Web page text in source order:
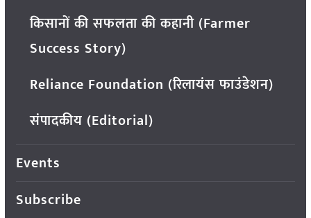
किसानों की सफलता की कहानी (Farmer
Success Story)
Reliance Foundation (रिलायंस फाउंडेशन)
संपादकीय (Editorial)
Events
Subscribe